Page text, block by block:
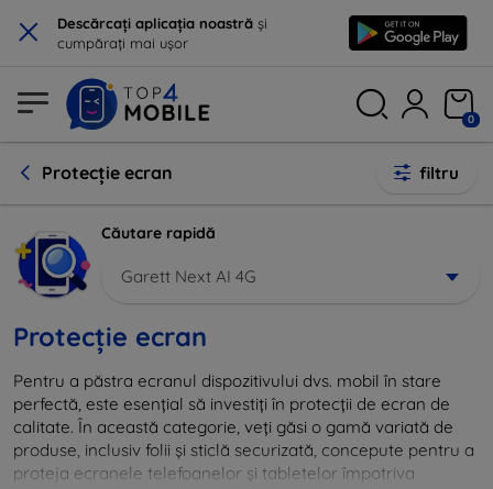
× Descărcați aplicația noastră și
cumpărați mai ușor
0
Protecție ecran filtru
Căutare rapidă
Garett Next AI 4G
Protecție ecran
Pentru a păstra ecranul dispozitivului dvs. mobil în stare
perfectă, este esențial să investiți în protecții de ecran de
calitate. În această categorie, veți găsi o gamă variată de
produse, inclusiv folii și sticlă securizată, concepute pentru a
proteja ecranele telefoanelor și tabletelor împotriva